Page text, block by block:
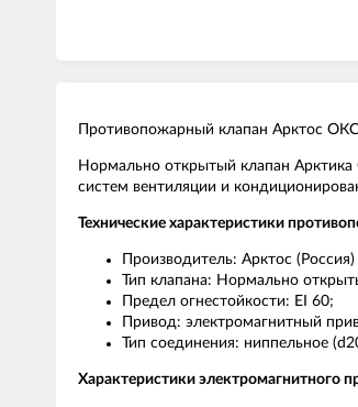
Противопожарный клапан Арктос
Нормально открытый клапан
систем вентиляции и
Технические характеристики
Производитель: Арктос (Россия)
Тип клапана: Нормально
Предел огнестойкости: EI 60;
Привод: электромагнитный
Тип соединения: ниппельное
Характеристики электромагнитного